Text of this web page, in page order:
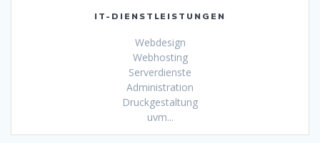
IT-DIENSTLEISTUNGEN
Webdesign
Webhosting
Serverdienste
Administration
Druckgestaltung
uvm...